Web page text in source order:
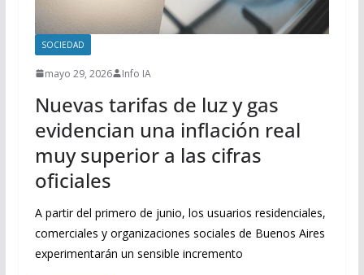
SOCIEDAD
mayo 29, 2026 Info IA
Nuevas tarifas de luz y gas
evidencian una inflación real
muy superior a las cifras
oficiales
A partir del primero de junio, los usuarios residenciales,
comerciales y organizaciones sociales de Buenos Aires
experimentarán un sensible incremento